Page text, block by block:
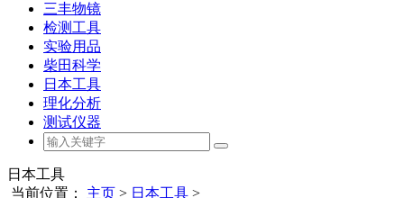
三丰物镜
检测工具
实验用品
柴田科学
日本工具
理化分析
测试仪器
日本工具
当前位置： 主页 > 日本工具 >